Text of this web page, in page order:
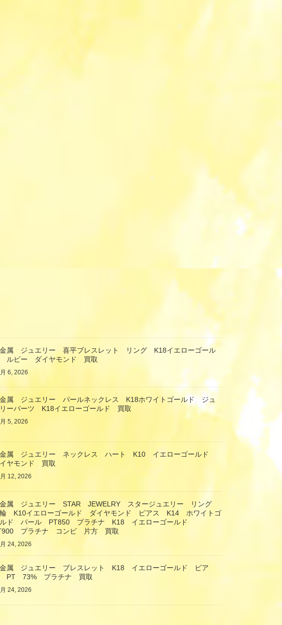
属 ジュエリー 喜平ブレスレット リング K18イエローゴール
ルビー ダイヤモンド 買取
6, 2026
属 ジュエリー パールネックレス K18ホワイトゴールド ジュ
ーパーツ K18イエローゴールド 買取
5, 2026
属 ジュエリー ネックレス ハート K10 イエローゴールド
ヤモンド 買取
12, 2026
属 ジュエリー STAR JEWELRY スタージュエリー リング
K10イエローゴールド ダイヤモンド ピアス K14 ホワイトゴ
ド パール PT850 プラチナ K18 イエローゴールド
プラチナ コンビ 片方 買取
24, 2026
属 ジュエリー ブレスレット K18 イエローゴールド ピア
PT 73% プラチナ 買取
24, 2026